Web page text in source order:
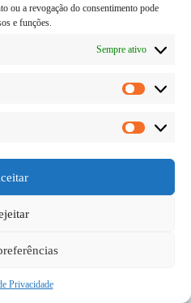
ou a revogação do consentimento pode
e funções.
Sempre ativo
Privacidade
é sobre o
Mas só que
que seja existe
reservados.